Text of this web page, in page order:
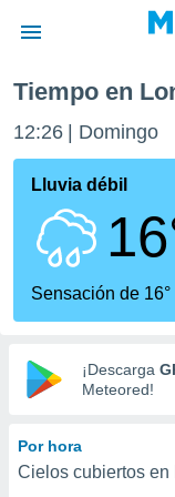
de
ha sido
para
que se
calidad.
a este
las
y
digital
basada
Tiempo en
12:26 Domingo
Lluvia débil
Sensación de 16°
¡Descarga
Meteored!
Por hora
Cielos cubiertos en